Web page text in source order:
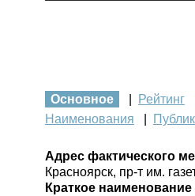
Основное Рейтинг
Наименования
Адрес фактического
Красноярск, пр-т им.
Краткое